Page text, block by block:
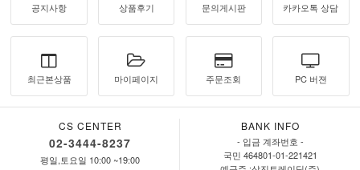
공지사항 상품후기 문의게시판 카카오톡 상담
최근본상품 마이페이지 주문조회 PC 버젼
CS CENTER
02-3444-8237
평일,토요일 10:00 ~19:00
BANK INFO
- 입금 계좌번호 -
국민 464801-01-221421